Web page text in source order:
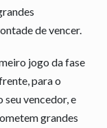
de vencer.
jogo da fase
para o
vencedor, e
grandes